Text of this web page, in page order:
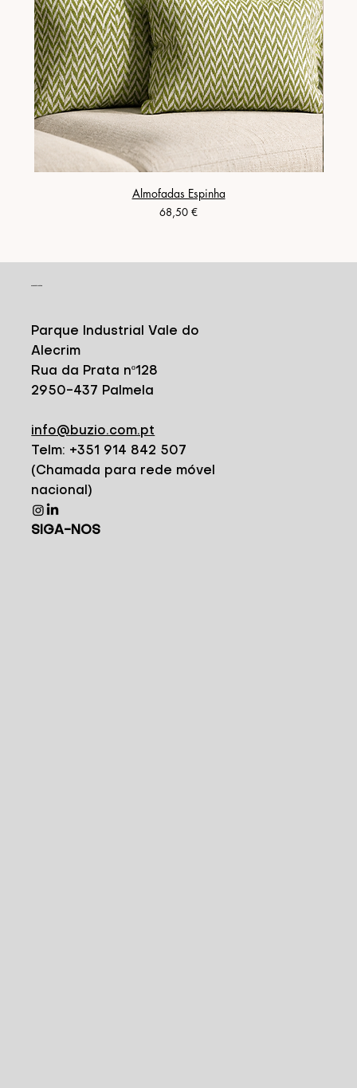
Almofadas Espinha
Preço
68,50 €
CONTACTO
Parque Industrial Vale do
Alecrim
Rua da Prata nº128
2950-437 Palmela
info@buzio.com.pt
Telm: +351 914 842 507
(Chamada para rede móvel
nacional)
SIGA-NOS